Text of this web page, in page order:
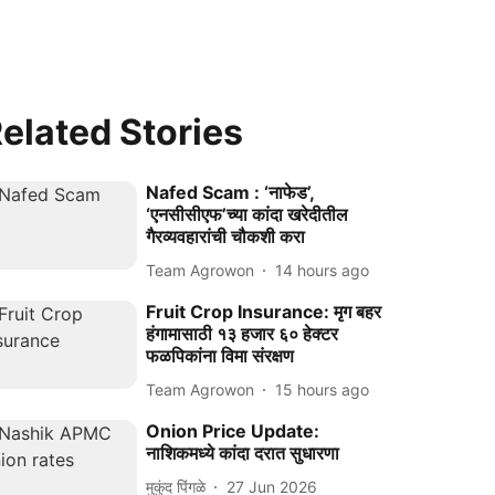
Stories
Nafed Scam : ‘नाफेड’,
‘एनसीसीएफ’च्या कांदा खरेदीतील
गैरव्यवहारांची चौकशी करा
Team Agrowon 14 hours ago
Fruit Crop Insurance: मृग बहर
हंगामासाठी १३ हजार ६० हेक्टर
फळपिकांना विमा संरक्षण
Team Agrowon 15 hours ago
Onion Price Update:
नाशिकमध्ये कांदा दरात सुधारणा
मुकुंद पिंगळे 27 Jun 2026